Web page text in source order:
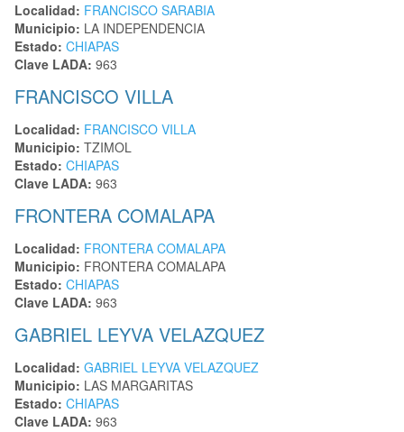
Localidad: FRANCISCO SARABIA
Municipio: LA INDEPENDENCIA
Estado: CHIAPAS
Clave LADA: 963
FRANCISCO VILLA
Localidad: FRANCISCO VILLA
Municipio: TZIMOL
Estado: CHIAPAS
Clave LADA: 963
FRONTERA COMALAPA
Localidad: FRONTERA COMALAPA
Municipio: FRONTERA COMALAPA
Estado: CHIAPAS
Clave LADA: 963
GABRIEL LEYVA VELAZQUEZ
Localidad: GABRIEL LEYVA VELAZQUEZ
Municipio: LAS MARGARITAS
Estado: CHIAPAS
Clave LADA: 963